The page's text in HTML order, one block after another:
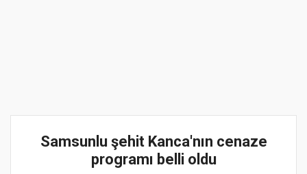
Samsunlu şehit Kanca'nın cenaze
programı belli oldu